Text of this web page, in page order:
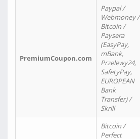
PremiumCoupon.com
Paypal /
Webmoney /
Bitcoin /
Paysera
(EasyPay,
mBank,
Przelewy24,
SafetyPay,
EUROPEAN
Bank
Transfer) /
Skrill
Bitcoin /
Perfect